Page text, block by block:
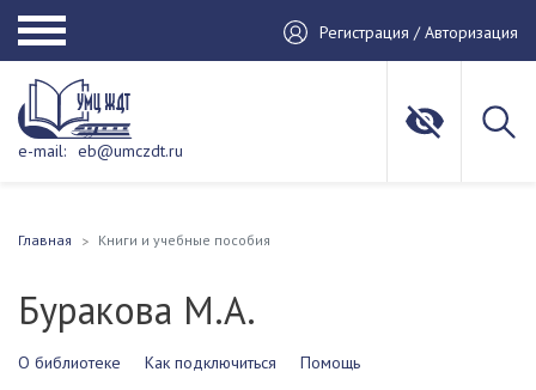
Регистрация / Авторизация
e-mail: eb@umczdt.ru
Главная Книги и учебные пособия
Буракова М.А.
О библиотеке Как подключиться Помощь